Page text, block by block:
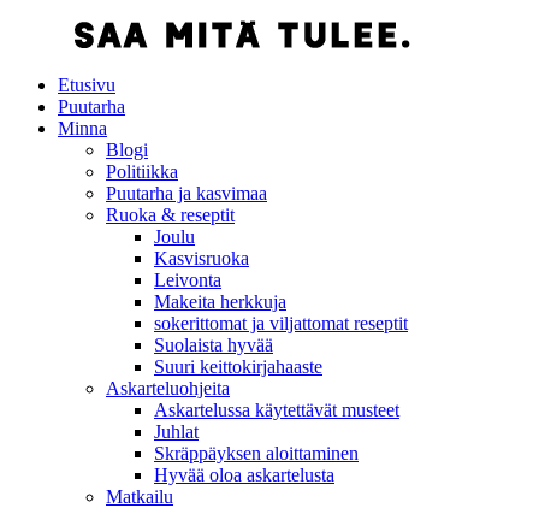
Etusivu
Puutarha
Minna
Blogi
Politiikka
Puutarha ja kasvimaa
Ruoka & reseptit
Joulu
Kasvisruoka
Leivonta
Makeita herkkuja
sokerittomat ja viljattomat reseptit
Suolaista hyvää
Suuri keittokirjahaaste
Askarteluohjeita
Askartelussa käytettävät musteet
Juhlat
Skräppäyksen aloittaminen
Hyvää oloa askartelusta
Matkailu